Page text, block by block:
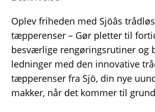
Oplev friheden med Sjöâs
tæpperenser – Gør pletter til
besværlige rengøringsrutiner og
ledninger med den innovative
tæpperenser fra Sjö, din nye
makker, når det kommer til